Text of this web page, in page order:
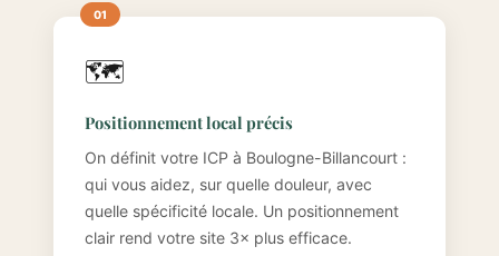
🗺️
Positionnement local précis
On définit votre ICP à Boulogne-Billancourt :
qui vous aidez, sur quelle douleur, avec
quelle spécificité locale. Un positionnement
clair rend votre site 3× plus efficace.